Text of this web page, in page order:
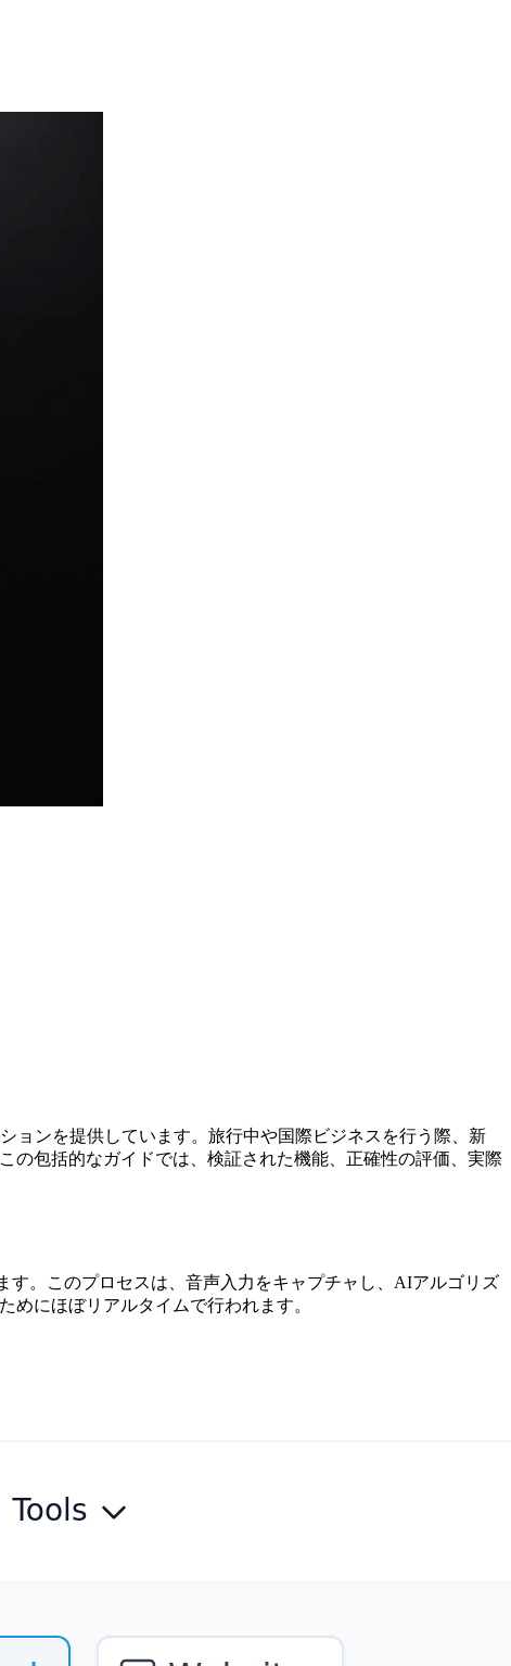
ョンを提供しています。旅行中や国際ビジネスを行う際、新
の包括的なガイドでは、検証された機能、正確性の評価、実際
。このプロセスは、音声入力をキャプチャし、AIアルゴリズ
めにほぼリアルタイムで行われます。